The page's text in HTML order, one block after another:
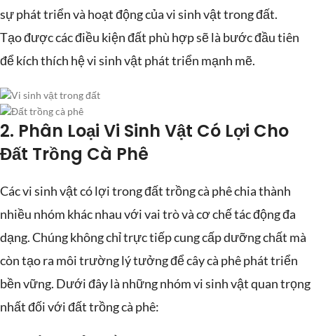
sự phát triển và hoạt động của vi sinh vật trong đất.
Tạo được các điều kiện đất phù hợp sẽ là bước đầu tiên
để kích thích hệ vi sinh vật phát triển mạnh mẽ.
2. Phân Loại Vi Sinh Vật Có Lợi Cho
Đất Trồng Cà Phê
Các vi sinh vật có lợi trong đất trồng cà phê chia thành
nhiều nhóm khác nhau với vai trò và cơ chế tác động đa
dạng. Chúng không chỉ trực tiếp cung cấp dưỡng chất mà
còn tạo ra môi trường lý tưởng để cây cà phê phát triển
bền vững. Dưới đây là những nhóm vi sinh vật quan trọng
nhất đối với đất trồng cà phê: